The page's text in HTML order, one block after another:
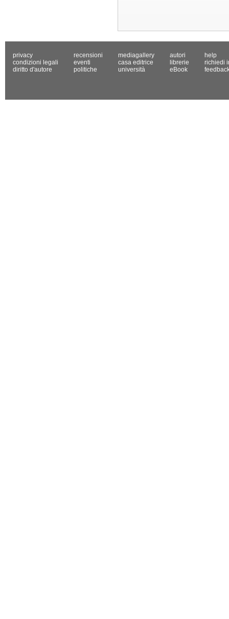
privacy
condizioni legali
diritto d'autore
recensioni
eventi
politiche
mediagallery
casa editrice
università
autori
librerie
eBook
help
richiedi